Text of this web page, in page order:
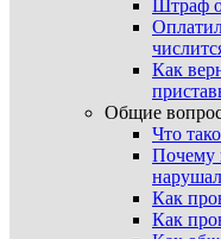
Штраф
Как
Общие
Что
Почему
Как
Как